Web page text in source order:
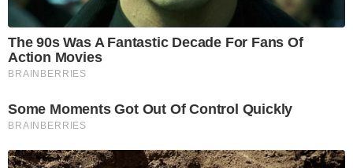
The 90s Was A Fantastic Decade For Fans Of
Action Movies
BRAINBERRIES
Some Moments Got Out Of Control Quickly
BRAINBERRIES